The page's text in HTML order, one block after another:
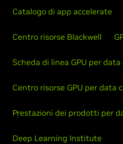
Catalogo di app accelerate
Centro risorse Blackwell
Scheda di linea GPU per
Centro risorse GPU per data
Prestazioni dei prodotti per
Deep Learning Institute